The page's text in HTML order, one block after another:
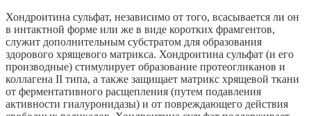
Хондроитина сульфат, независимо от того, всасывается ли он
в интактной форме или же в виде коротких фрамгентов,
служит дополнительным субстратом для образования
здорового хрящевого матрикса. Хондроитина сульфат (и его
производные) стимулирует образование протеогликанов и
коллагена II типа, а также защищает матрикс хрящевой ткани
от ферментативного расщепления (путем подавления
активности гиалуронидазы) и от повреждающего действия